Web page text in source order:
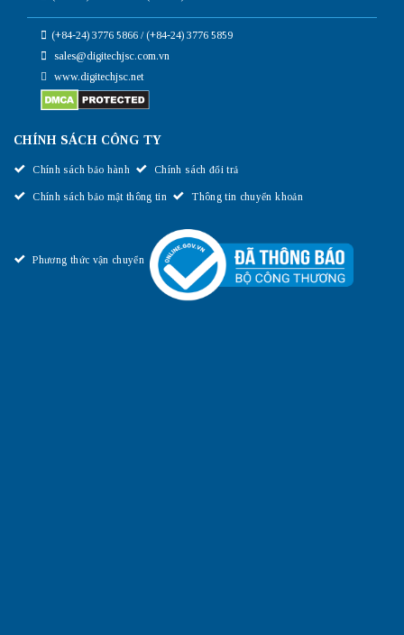
(+84-24) 3776 5866 / (+84-24) 3776 5859
sales@digitechjsc.com.vn
www.digitechjsc.net
CHÍNH SÁCH CÔNG TY
Chính sách bảo hành Chính sách đổi trả
Chính sách bảo mật thông tin Thông tin chuyển khoản
Phương thức vận chuyển